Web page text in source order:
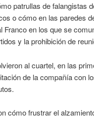
patrullas de falangistas
o cómo en las paredes
en los que se
y la prohibición de
al cuartel, en las
de la compañía con
cómo frustrar el